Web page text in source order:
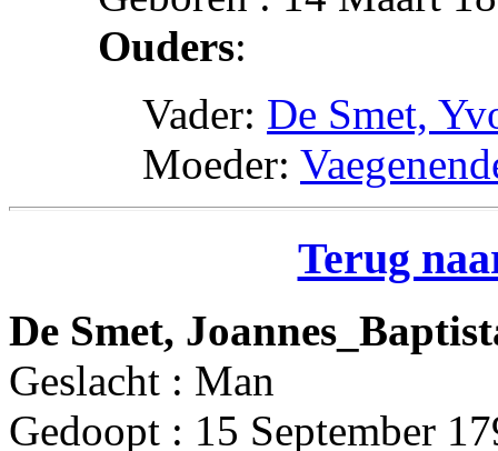
Ouders:
Vader: De Smet,
Moeder:
Terug
De Smet,
Geslacht : Man
Gedoopt : 15 September